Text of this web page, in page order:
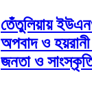
তেঁতুলিয়ায়
অপবাদ ও
জনতা ও